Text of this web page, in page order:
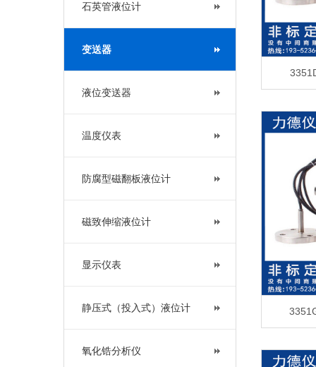
石英管液位计
变送器
液位变送器
温度仪表
防腐型磁翻板液位计
磁致伸缩液位计
显示仪表
静压式（投入式）液位计
氧化锆分析仪